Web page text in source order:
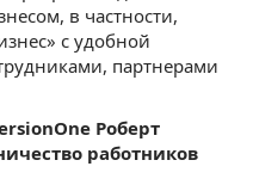
в частности,
с удобной
партнерами
Роберт
работников